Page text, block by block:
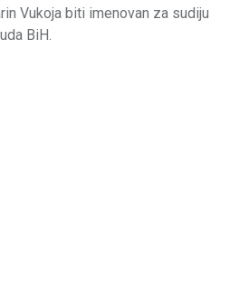
Vukoja biti imenovan za sudiju
BiH.